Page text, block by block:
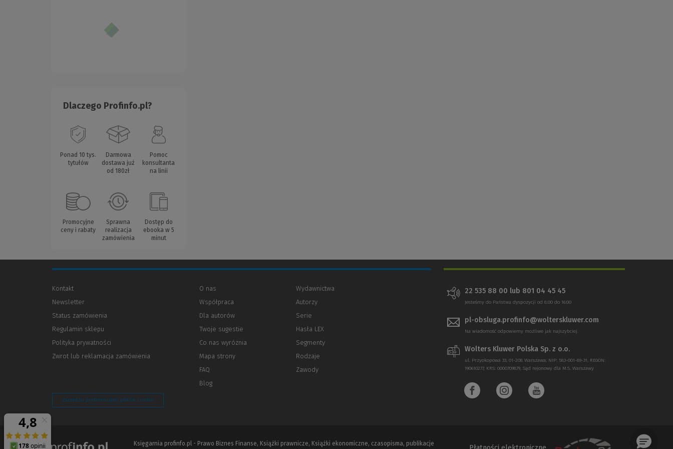
Dlaczego Profinfo.pl?
Ponad 10 tys.
tytułów
Darmowa
dostawa już
od 180zł
Pomoc
konsultanta
na linii
Promocyjne
ceny i rabaty
Sprawna
realizacja
zamówienia
Dostęp do
ebooka w 5
minut
Kontakt
Newsletter
Status zamówienia
Regulamin sklepu
Polityka prywatności
innej
Zwrot lub reklamacja zamówienia
O nas
Współpraca
Dla autorów
innej
strony)
Twoje sugestie
Co nas wyróżnia
Mapa strony
FAQ
Blog
Wydawnictwa
Autorzy
Serie
Hasła LEX
Segmenty
Rodzaje
Zawody
Zarządzaj preferencjami plików cookie
22 535 88 00 lub 801 04 45 45
Jesteśmy do Państwa dyspozycji od 8:00 do 16:00
pl-obsluga.profinfo@wolterskluwer.com
Na wiadomość odpowiemy możliwe jak najszybciej.
Wolters Kluwer Polska Sp. z o.o.
ul. Przyokopowa 33, 01-208 Warszawa; NIP: 583-001-89-31, REGON:
190610277, KRS: 0000709879, Sąd rejonowy dla M.S. Warszawy
Księgarnia profinfo.pl - Prawo Biznes Finanse, Książki prawnicze, Książki ekonomiczne, czasopisma, publikacje